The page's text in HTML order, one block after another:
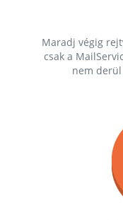
Maradj végig
csak a
nem derül